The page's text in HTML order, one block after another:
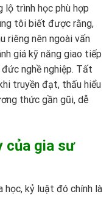
lộ trình học phù hợp
tôi biết được rằng,
riêng nên ngoài vấn
giá kỹ năng giao tiếp
nghề nghiệp. Tất
truyền đạt, thấu hiểu
thức gần gũi, dễ
của gia sư
học, kỷ luật đó chính là